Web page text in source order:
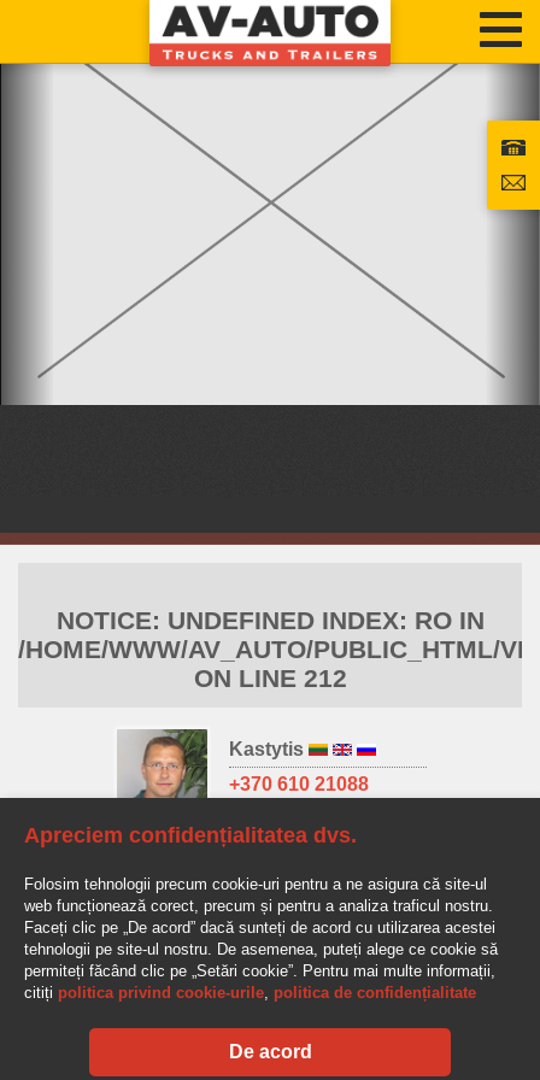
NOTICE: UNDEFINED INDEX: RO IN
/HOME/WWW/AV_AUTO/PUBLIC_HTML/
ON LINE 212
Kastytis
+370 610 21088
+370 685 32966
antanas.stake@av-auto.lt
Apreciem confidențialitatea dvs.
Folosim tehnologii precum cookie-uri pentru a ne asigura că site-ul
web funcționează corect, precum și pentru a analiza traficul nostru.
Faceți clic pe „De acord” dacă sunteți de acord cu utilizarea acestei
tehnologii pe site-ul nostru. De asemenea, puteți alege ce cookie să
permiteți făcând clic pe „Setări cookie”. Pentru mai multe informații,
citiți politica privind cookie-urile, politica de confidențialitate
De acord